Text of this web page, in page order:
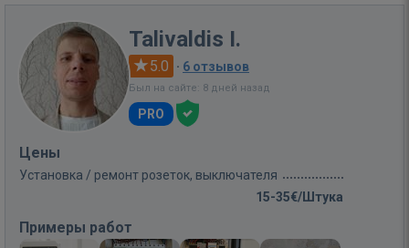
Talivaldis I.
5.0 · 6 отзывов
Был на сайте: 8 дней назад
PRO
Цены
Установка / ремонт розеток, выключателя
15-35€/Штука
Примеры работ